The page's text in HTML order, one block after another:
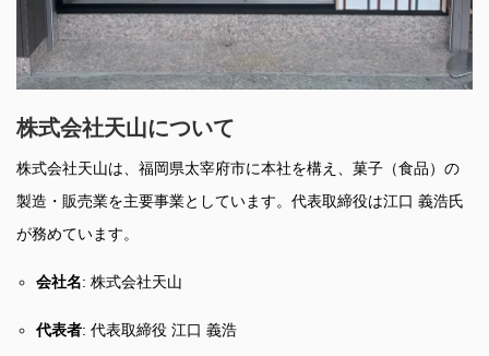
株式会社天山について
株式会社天山は、福岡県太宰府市に本社を構え、菓子（食品）の
製造・販売業を主要事業としています。代表取締役は江口 義浩氏
が務めています。
会社名: 株式会社天山
代表者: 代表取締役 江口 義浩